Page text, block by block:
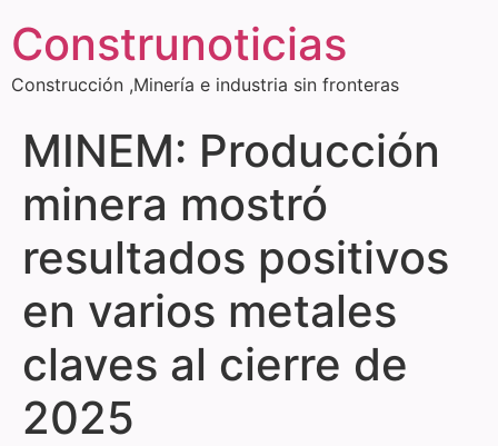
Construnoticias
Construcción ,Minería e industria sin fronteras
MINEM: Producción
minera mostró
resultados positivos
en varios metales
claves al cierre de
2025